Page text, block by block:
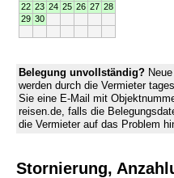
22 23 24 25 26 27 28
29 30
Belegung unvollständig?
werden durch die Vermieter
Sie eine E-Mail mit
reisen.de, falls die
die Vermieter auf das Problem
Stornierung,